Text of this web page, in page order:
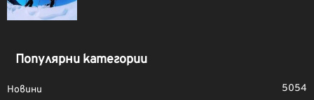
Популярни категории
Новини 5054